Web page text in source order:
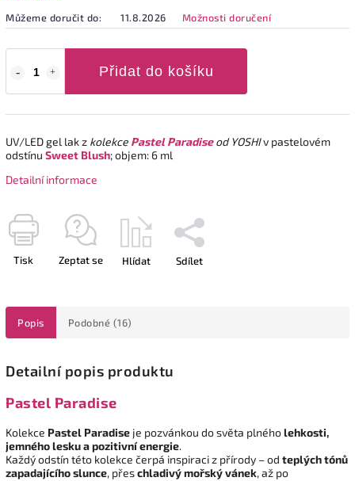
Můžeme doručit do: 11.8.2026 Možnosti doručení
Přidat do košíku
UV/LED gel lak z kolekce Pastel Paradiseod YOSHIv pastelovém
odstínu Sweet Blush; objem: 6 ml
Detailní informace
Tisk Zeptat se Hlídat Sdílet
Popis Podobné (16)
Detailní popis produktu
Pastel Paradise
Kolekce Pastel Paradise je pozvánkou do světa plnéholehkosti,
jemného lesku a pozitivní energie.
Každý odstín této kolekce čerpá inspiraci z přírody – od teplých tónů
zapadajícího slunce, přeschladivý mořský vánek, až po